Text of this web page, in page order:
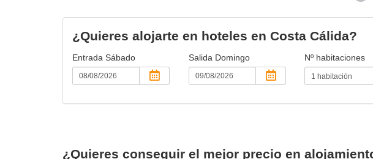
¿Quieres alojarte en hoteles en Costa Cálida?
Entrada Sábado Salida Domingo Nº habitaciones
¿Quieres conseguir el mejor precio en